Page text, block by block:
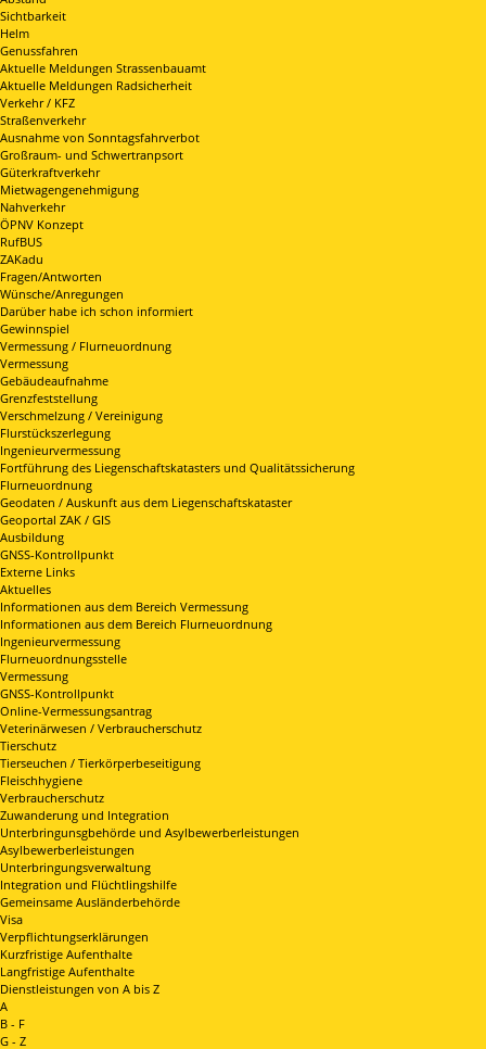
Sichtbarkeit
Helm
Genussfahren
Aktuelle Meldungen Strassenbauamt
Aktuelle Meldungen Radsicherheit
Verkehr / KFZ
Straßenverkehr
Ausnahme von Sonntagsfahrverbot
Großraum- und Schwertranpsort
Güterkraftverkehr
Mietwagengenehmigung
Nahverkehr
ÖPNV Konzept
RufBUS
ZAKadu
Fragen/Antworten
Wünsche/Anregungen
Darüber habe ich schon informiert
Gewinnspiel
Vermessung / Flurneuordnung
Vermessung
Gebäudeaufnahme
Grenzfeststellung
Verschmelzung / Vereinigung
Flurstückszerlegung
Ingenieurvermessung
Fortführung des Liegenschaftskatasters und Qualitätssicherung
Flurneuordnung
Geodaten / Auskunft aus dem Liegenschaftskataster
Geoportal ZAK / GIS
Ausbildung
GNSS-Kontrollpunkt
Externe Links
Aktuelles
Informationen aus dem Bereich Vermessung
Informationen aus dem Bereich Flurneuordnung
Ingenieurvermessung
Flurneuordnungsstelle
Vermessung
GNSS-Kontrollpunkt
Online-Vermessungsantrag
Veterinärwesen / Verbraucherschutz
Tierschutz
Tierseuchen / Tierkörperbeseitigung
Fleischhygiene
Verbraucherschutz
Zuwanderung und Integration
Unterbringunsgbehörde und Asylbewerberleistungen
Asylbewerberleistungen
Unterbringungsverwaltung
Integration und Flüchtlingshilfe
Gemeinsame Ausländerbehörde
Visa
Verpflichtungserklärungen
Kurzfristige Aufenthalte
Langfristige Aufenthalte
Dienstleistungen von A bis Z
A
B - F
G - Z